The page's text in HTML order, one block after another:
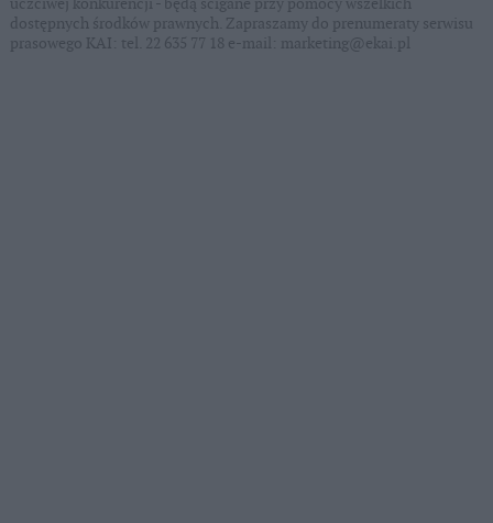
dostępnych środków prawnych. Zapraszamy do prenumeraty serwisu
prasowego KAI: tel. 22 635 77 18 e-mail: marketing@ekai.pl